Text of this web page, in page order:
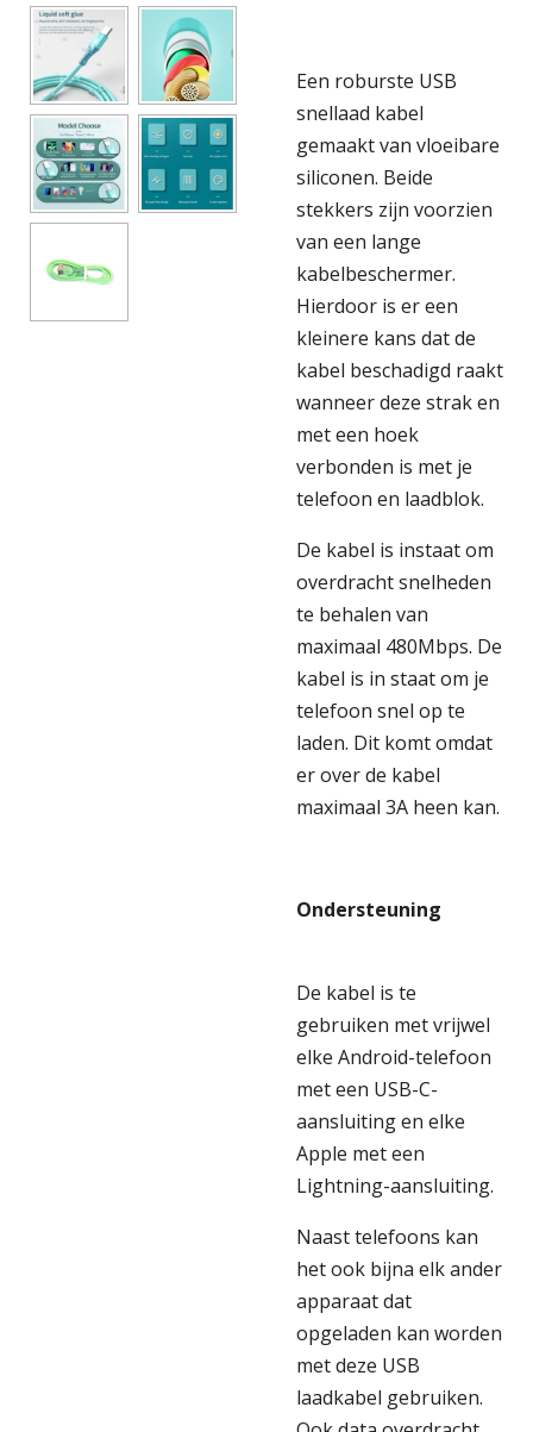
Een roburste USB
snellaad kabel
gemaakt van vloeibare
siliconen. Beide
stekkers zijn voorzien
van een lange
kabelbeschermer.
Hierdoor is er een
kleinere kans dat de
kabel beschadigd raakt
wanneer deze strak en
met een hoek
verbonden is met je
telefoon en laadblok.
De kabel is instaat om
overdracht snelheden
te behalen van
maximaal 480Mbps. De
kabel is in staat om je
telefoon snel op te
laden. Dit komt omdat
er over de kabel
maximaal 3A heen kan.
Ondersteuning
De kabel is te
gebruiken met vrijwel
elke Android-telefoon
met een USB-C-
aansluiting en elke
Apple met een
Lightning-aansluiting.
Naast telefoons kan
het ook bijna elk ander
apparaat dat
opgeladen kan worden
met deze USB
laadkabel gebruiken.